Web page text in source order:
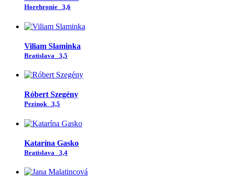
Horehronie 3,6
Viliam Slaminka
Bratislava 3,5
Róbert Szegény
Pezinok 3,5
Katarína Gasko
Bratislava 3,4